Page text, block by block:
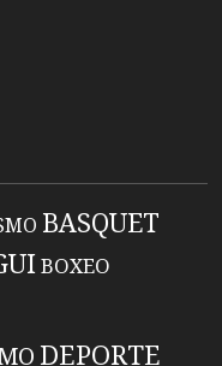
BASQUET
BOXEO
DEPORTE